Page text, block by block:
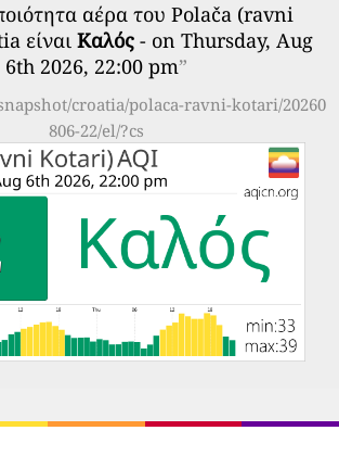
αέρα του Polača (ravni
είναι Καλός - on Thursday, Aug
6th 2026, 22:00 pm”
croatia/polaca-ravni-kotari/20260
806-22/el/?cs